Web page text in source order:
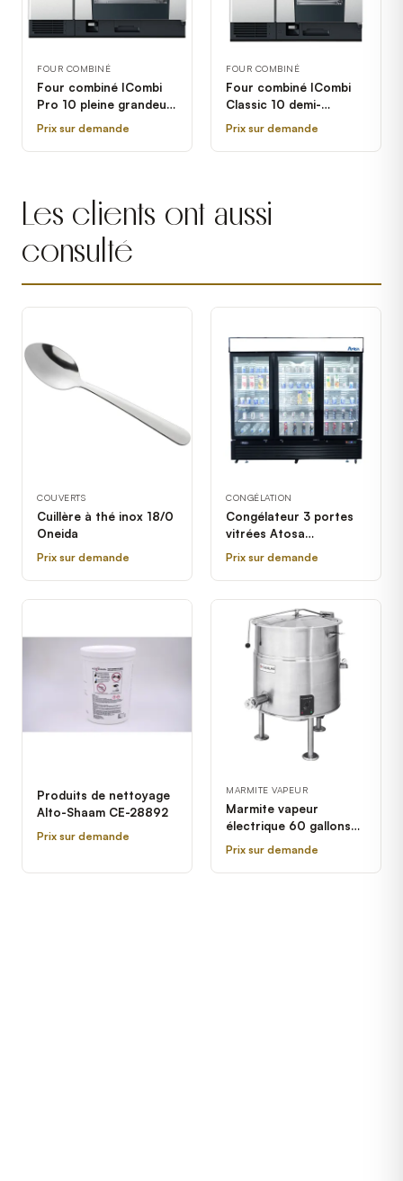
FOUR COMBINÉ
Four combiné ICombi
Pro 10 pleine grandeur
électrique Rational -
Prix sur demande
FOUR COMBINÉ
Four combiné ICombi
Classic 10 demi-
grandeur électrique
Phases
Prix sur demande
Les clients ont aussi
consulté
COUVERTS
Cuillère à thé inox 18/0
Oneida
Prix sur demande
CONGÉLATION
Congélateur 3 portes
vitrées Atosa
MCF8728GR
Prix sur demande
Produits de nettoyage
Alto-Shaam CE-28892
Prix sur demande
MARMITE VAPEUR
Marmite vapeur
électrique 60 gallons
stationnaire Cleveland
Prix sur demande